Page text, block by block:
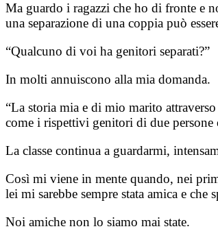
Ma guardo i ragazzi che ho di fronte e
una separazione di una coppia può
“Qualcuno di voi ha genitori separati?”
In molti annuiscono alla mia domanda.
“La storia mia e di mio marito
come i rispettivi genitori di due
La classe continua a guardarmi,
Così mi viene in mente quando, nei
lei mi sarebbe sempre stata amica e che
Noi amiche non lo siamo mai state.